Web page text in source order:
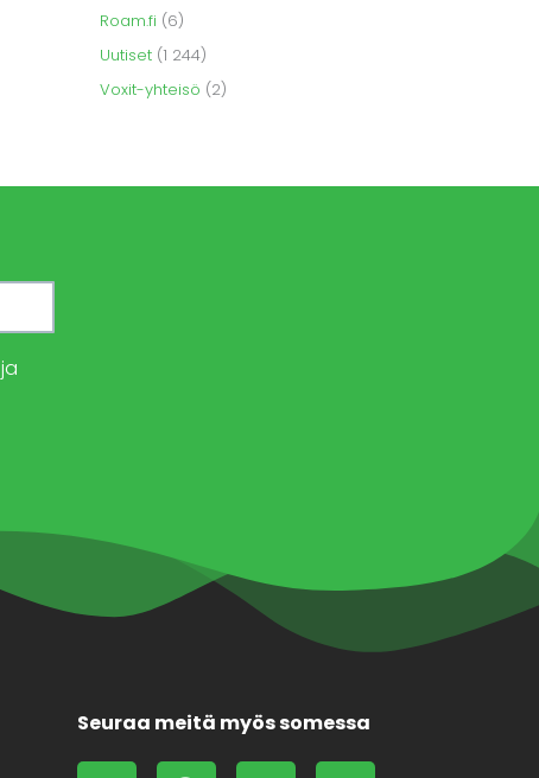
Roam.fi (6)
Uutiset (1 244)
Voxit-yhteisö (2)
ja
Seuraa meitä myös somessa